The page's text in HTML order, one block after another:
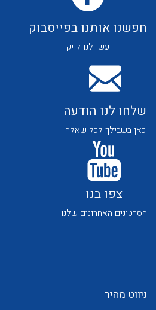
לכל מוצרי היצרן
לכל מוצרי היצרן
חפשנו אותנו בפייסבוק
עשו לנו לייק
שלחו לנו הודעה
כאן בשבילך לכל שאלה
צפו בנו
הסרטונים האחרונים שלנו
ניווט מהיר